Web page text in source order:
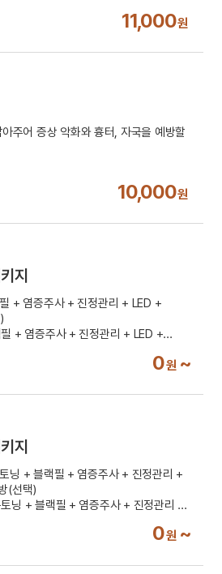
11,000원
주어 증상 악화와 흉터, 자국을 예방할
10,000원
지
+ 염증주사 + 진정관리 + LED +
+ 염증주사 + 진정관리 + LED +
필 + 염증주사 + 진정관리 + LED +
+ 염증주사 + 진정관리 + LED +
0원 ~
지
닝 + 블랙필 + 염증주사 + 진정관리 +
(선택)
닝 + 블랙필 + 염증주사 + 진정관리 +
토닝 + 블랙필 + 염증주사 + 진정관리 +
닝 + 블랙필 + 염증주사 + 진정관리 +
0원 ~